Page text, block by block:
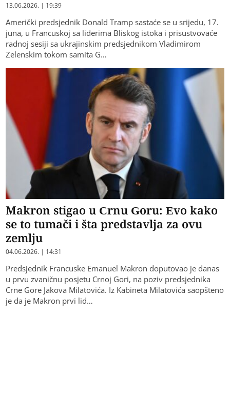
13.06.2026. | 19:39
Američki predsjednik Donald Tramp sastaće se u srijedu, 17.
juna, u Francuskoj sa liderima Bliskog istoka i prisustvovaće
radnoj sesiji sa ukrajinskim predsjednikom Vladimirom
Zelenskim tokom samita G…
Makron stigao u Crnu Goru: Evo kako
se to tumači i šta predstavlja za ovu
zemlju
04.06.2026. | 14:31
Predsjednik Francuske Emanuel Makron doputovao je danas
u prvu zvaničnu posjetu Crnoj Gori, na poziv predsjednika
Crne Gore Jakova Milatovića. Iz Kabineta Milatovića saopšteno
je da je Makron prvi lid…